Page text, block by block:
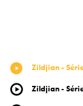
Zildjian -
Zildjian -